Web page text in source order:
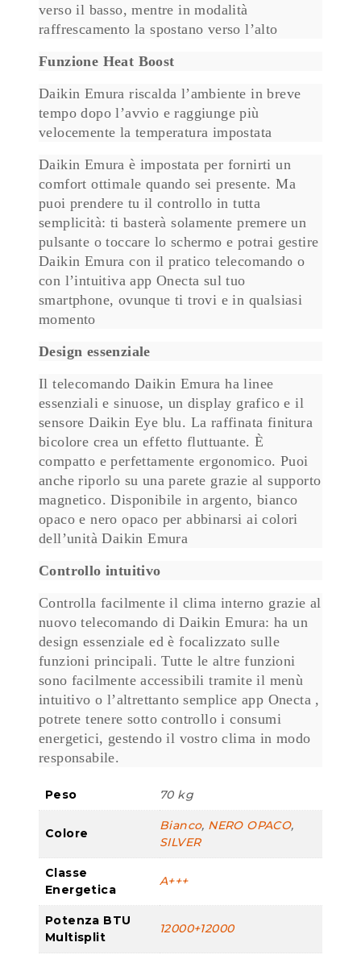
verso il basso, mentre in modalità
raffrescamento la spostano verso l’alto
Funzione Heat Boost
Daikin Emura riscalda l’ambiente in breve
tempo dopo l’avvio e raggiunge più
velocemente la temperatura impostata
Daikin Emura è impostata per fornirti un
comfort ottimale quando sei presente. Ma
puoi prendere tu il controllo in tutta
semplicità: ti basterà solamente premere un
pulsante o toccare lo schermo e potrai gestire
Daikin Emura con il pratico telecomando o
con l’intuitiva app Onecta sul tuo
smartphone, ovunque ti trovi e in qualsiasi
momento
Design essenziale
Il telecomando Daikin Emura ha linee
essenziali e sinuose, un display grafico e il
sensore Daikin Eye blu. La raffinata finitura
bicolore crea un effetto fluttuante. È
compatto e perfettamente ergonomico. Puoi
anche riporlo su una parete grazie al supporto
magnetico. Disponibile in argento, bianco
opaco e nero opaco per abbinarsi ai colori
dell’unità Daikin Emura
Controllo intuitivo
Controlla facilmente il clima interno grazie al
nuovo telecomando di Daikin Emura: ha un
design essenziale ed è focalizzato sulle
funzioni principali. Tutte le altre funzioni
sono facilmente accessibili tramite il menù
intuitivo o l’altrettanto semplice app Onecta ,
potrete tenere sotto controllo i consumi
energetici, gestendo il vostro clima in modo
responsabile.
Peso 70 kg
Colore
Bianco, NERO OPACO,
SILVER
Classe
Energetica
A+++
Potenza BTU
Multisplit
12000+12000